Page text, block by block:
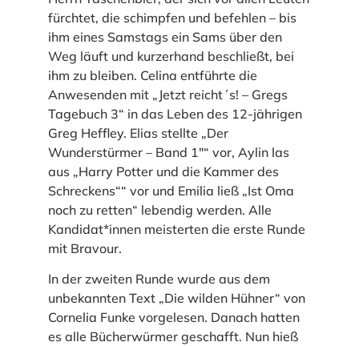
fürchtet, die schimpfen und befehlen – bis
ihm eines Samstags ein Sams über den
Weg läuft und kurzerhand beschließt, bei
ihm zu bleiben. Celina entführte die
Anwesenden mit „Jetzt reicht´s! – Gregs
Tagebuch 3“ in das Leben des 12-jährigen
Greg Heffley. Elias stellte „Der
Wunderstürmer – Band 1″“ vor, Aylin las
aus „Harry Potter und die Kammer des
Schreckens““ vor und Emilia ließ „Ist Oma
noch zu retten“ lebendig werden. Alle
Kandidat*innen meisterten die erste Runde
mit Bravour.
In der zweiten Runde wurde aus dem
unbekannten Text „Die wilden Hühner“ von
Cornelia Funke vorgelesen. Danach hatten
es alle Bücherwürmer geschafft. Nun hieß